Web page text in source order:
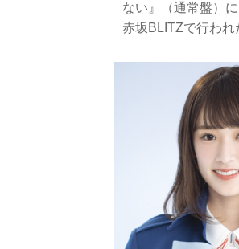
ない』（通常盤）
赤坂BLITZで行われ